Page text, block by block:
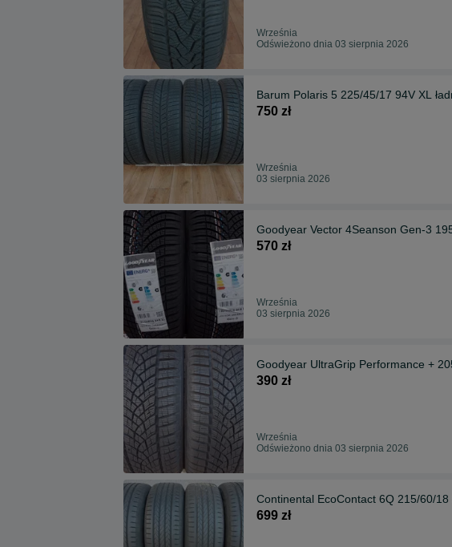
Września
Odświeżono dnia 03 sierpnia 2026
Barum Polaris 5 225/45/17 94V XL
750 zł
Września
03 sierpnia 2026
Goodyear Vector 4Seanson Gen-3
570 zł
Września
03 sierpnia 2026
Goodyear UltraGrip Performance +
390 zł
Września
Odświeżono dnia 03 sierpnia 2026
Continental EcoContact 6Q 215/60/18
699 zł